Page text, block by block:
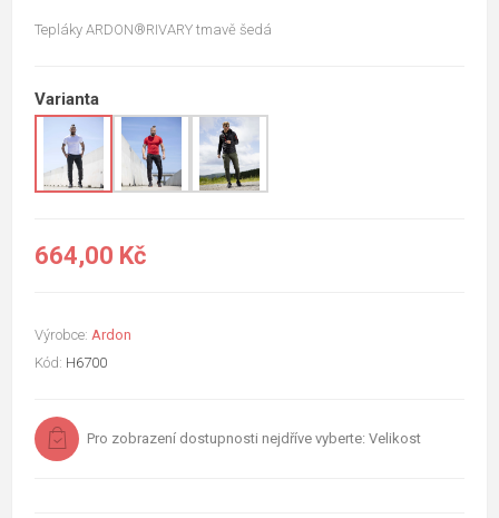
Tepláky ARDON®RIVARY tmavě šedá
Varianta
664,00 Kč
Výrobce: Ardon
Kód: H6700
Pro zobrazení dostupnosti nejdříve vyberte: Velikost